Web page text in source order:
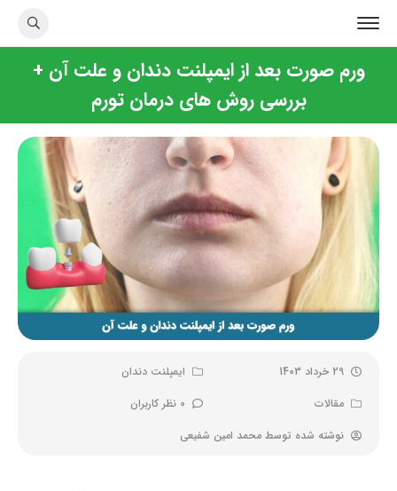
ورم صورت بعد از ایمپلنت دندان و علت آن +
بررسی روش های درمان تورم
29 خرداد 1403
ایمپلنت دندان
مقالات
0 نظر کاربران
نوشته شده توسط محمد امین شفیعی